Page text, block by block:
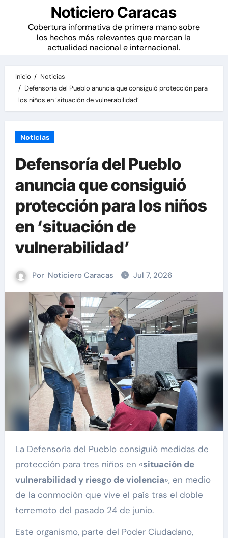
Noticiero Caracas
Cobertura informativa de primera mano sobre
los hechos más relevantes que marcan la
actualidad nacional e internacional.
Inicio
Noticias
Defensoría del Pueblo anuncia que consiguió protección para
los niños en ‘situación de vulnerabilidad’
Noticias
Defensoría del Pueblo
anuncia que consiguió
protección para los niños
en ‘situación de
vulnerabilidad’
Por Noticiero Caracas Jul 7, 2026
La Defensoría del Pueblo consiguió medidas de
protección para tres niños en «situación de
vulnerabilidad y riesgo de violencia», en medio
de la conmoción que vive el país tras el doble
terremoto del pasado 24 de junio.
Este organismo, parte del Poder Ciudadano,